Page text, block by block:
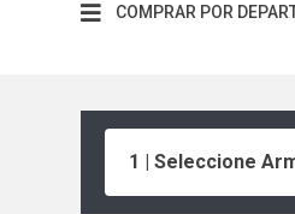
COMPRAR POR
1 | Seleccione